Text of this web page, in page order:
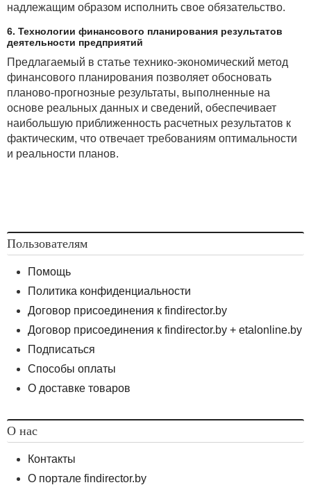
надлежащим образом исполнить свое обязательство.
6. Технологии финансового планирования результатов
деятельности предприятий
Предлагаемый в статье технико-экономический метод
финансового планирования позволяет обосновать
планово-прогнозные результаты, выполненные на
основе реальных данных и сведений, обеспечивает
наибольшую приближенность расчетных результатов к
фактическим, что отвечает требованиям оптимальности
и реальности планов.
Пользователям
Помощь
Политика конфиденциальности
Договор присоединения к findirector.by
Договор присоединения к findirector.by + etalonline.by
Подписаться
Способы оплаты
О доставке товаров
О нас
Контакты
О портале findirector.by